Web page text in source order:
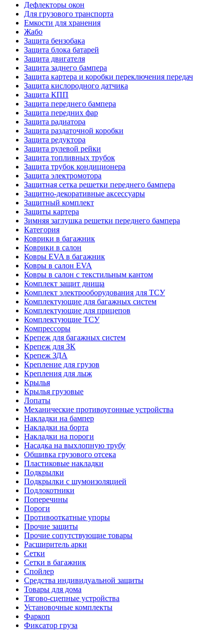
Дефлекторы окон
Для грузового транспорта
Емкости для хранения
Жабо
Защита бензобака
Защита блока батарей
Защита двигателя
Защита заднего бампера
Защита картера и коробки переключения передач
Защита кислородного датчика
Защита КПП
Защита переднего бампера
Защита передних фар
Защита радиатора
Защита раздаточной коробки
Защита редуктора
Защита рулевой рейки
Защита топливных трубок
Защита трубок кондиционера
Защита электромотора
Защитная сетка решетки переднего бампера
Защитно-декоративные аксессуары
Защитный комплект
Защиты картера
Зимняя заглушка решетки переднего бампера
Категория
Коврики в багажник
Коврики в салон
Ковры EVA в багажник
Ковры в салон EVA
Ковры в салон с текстильным кантом
Комплект защит днища
Комплект электрооборудования для ТСУ
Комплектующие для багажных систем
Комплектующие для прицепов
Комплектующие ТСУ
Компрессоры
Крепеж для багажных систем
Крепеж для ЗК
Крепеж ЗДА
Крепление для грузов
Крепления для лыж
Крылья
Крылья грузовые
Лопаты
Механические противоугонные устройства
Накладки на бампер
Накладки на борта
Накладки на пороги
Насадка на выхлопную трубу
Обшивка грузового отсека
Пластиковые накладки
Подкрылки
Подкрылки с шумоизоляцией
Подлокотники
Поперечины
Пороги
Противооткатные упоры
Прочие защиты
Прочие сопутствующие товары
Расширитель арки
Сетки
Сетки в багажник
Спойлер
Средства индивидуальной защиты
Товары для дома
Тягово-сцепные устройства
Установочные комплекты
Фаркоп
Фиксатор груза